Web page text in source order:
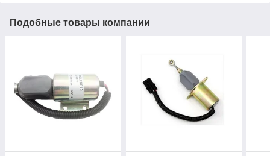
Подобные товары компании